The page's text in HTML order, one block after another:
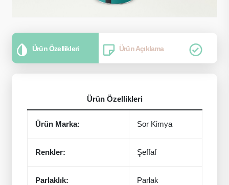
Ürün Özellikleri Ürün Açıklama
Ürün Özellikleri
Ürün Marka: Sor Kimya
Renkler: Şeffaf
Parlaklık: Parlak